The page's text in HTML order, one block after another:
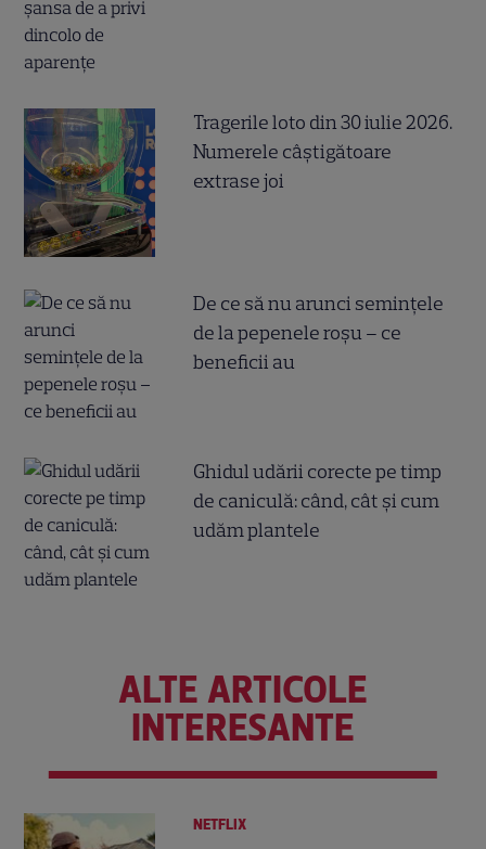
Tragerile loto din 30 iulie 2026.
Numerele câştigătoare
extrase joi
De ce să nu arunci semințele
de la pepenele roșu – ce
beneficii au
Ghidul udării corecte pe timp
de caniculă: când, cât şi cum
udăm plantele
ALTE ARTICOLE
INTERESANTE
NETFLIX